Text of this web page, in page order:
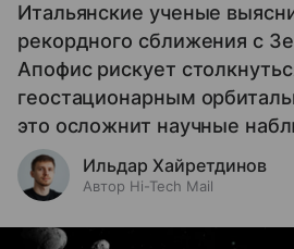
Итальянские ученые
рекордного сближения с
Апофис рискует
геостационарным
это осложнит научные
Ильдар Хайретдинов
Автор Hi-Tech Mail